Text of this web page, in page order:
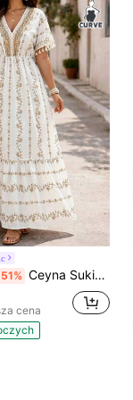
Ceyna Sukienka damska plus size, nowa, letnia, z krótkim rękawem, luźna, elegancka, swobodna, wakacyjna sukienka z frędzlami na dole, sukienka w stylu boho z dekoltem w serek, sukienka z kwiatowym nadrukiem patchworkowym
cena